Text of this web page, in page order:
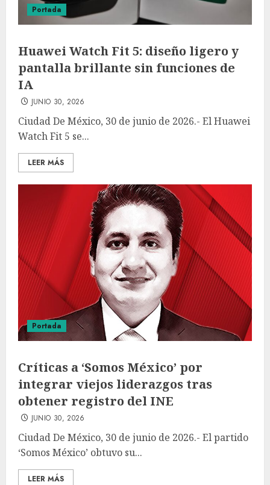
Portada
Huawei Watch Fit 5: diseño ligero y
pantalla brillante sin funciones de
IA
JUNIO 30, 2026
Ciudad De México, 30 de junio de 2026.- El Huawei
Watch Fit 5 se...
LEER MÁS
Portada
Críticas a ‘Somos México’ por
integrar viejos liderazgos tras
obtener registro del INE
JUNIO 30, 2026
Ciudad De México, 30 de junio de 2026.- El partido
‘Somos México’ obtuvo su...
LEER MÁS